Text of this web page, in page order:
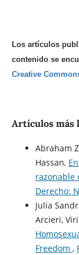
Los artículos
contenido se
Creative
Artículos más
Abraham
Hassan,
razonable
Derecho:
Julia
Arcieri,
Freedom ,